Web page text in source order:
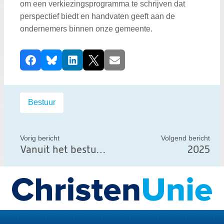
om een verkiezingsprogramma te schrijven dat
perspectief biedt en handvaten geeft aan de
ondernemers binnen onze gemeente.
D
e
e
l
t
b
r
c
FacebookBlueskyLinkedIn
X E-mail
Labels:
Bestuur
Vorig bericht
Vanuit het bestuur (december 2024)
Volgend bericht
2025
Dienstbare economie